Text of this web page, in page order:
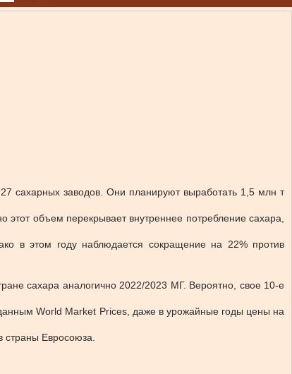
сахарных заводов. Они планируют выработать 1,5 млн т
объем перекрывает внутреннее потребление сахара,
в этом году наблюдается сокращение на 22% против
сахара аналогично 2022/2023 МГ. Вероятно, свое 10-е
World Market Prices, даже в урожайные годы цены на
страны Евросоюза.